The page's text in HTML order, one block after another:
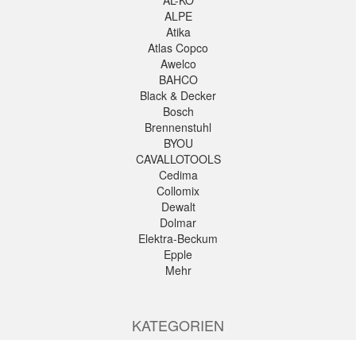
ALPE
Atika
Atlas Copco
Awelco
BAHCO
Black & Decker
Bosch
Brennenstuhl
BYOU
CAVALLOTOOLS
Cedima
Collomix
Dewalt
Dolmar
Elektra-Beckum
Epple
Mehr
KATEGORIEN